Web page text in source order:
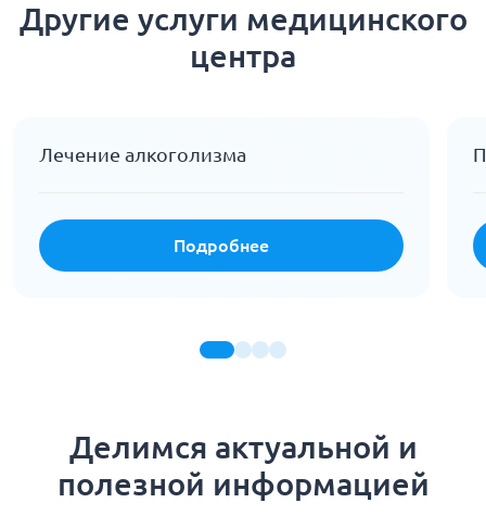
Другие услуги медицинского
центра
Лечение алкоголизма
Подробнее
Делимся актуальной и
полезной информацией